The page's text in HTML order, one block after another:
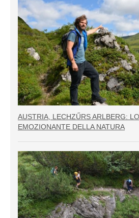
AUSTRIA, LECHZŰRS ARLBERG:
EMOZIONANTE DELLA NATURA